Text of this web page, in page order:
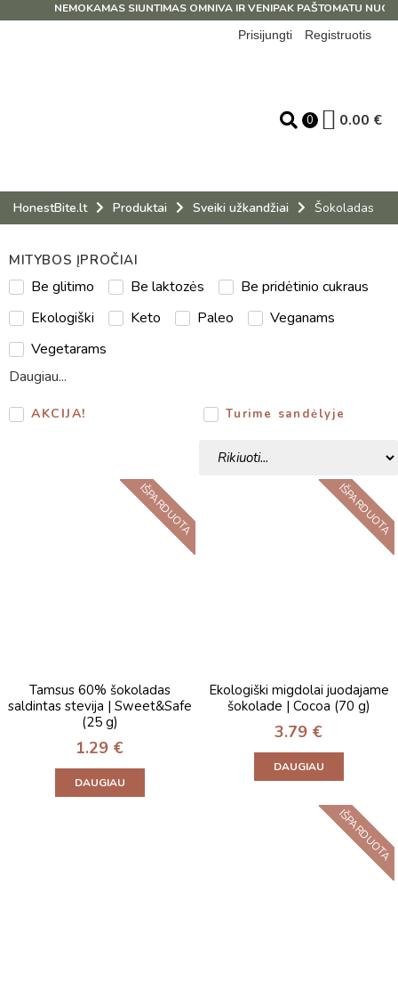
NEMOKAMAS SIUNTIMAS OMNIVA IR VENIPAK PAŠTOMATU NUO
Prisijungti
Registruotis
0 0.00 €
HonestBite.lt Produktai Sveiki užkandžiai Šokoladas
MITYBOS ĮPROČIAI
Be glitimo Be laktozės
Be pridėtinio cukraus
Ekologiški
Keto Paleo
Veganams
Vegetarams
Daugiau...
AKCIJA! Turime sandėlyje
IŠPARDUOTA
Tamsus 60% šokoladas
saldintas stevija | Sweet&Safe
(25 g)
1.29 €
DAUGIAU
IŠPARDUOTA
Ekologiški migdolai juodajame
šokolade | Cocoa (70 g)
3.79 €
DAUGIAU
IŠPARDUOTA